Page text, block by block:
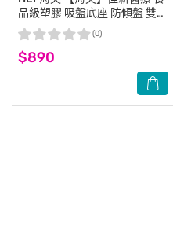
品級塑膠 吸盤底座 防傾盤 雙包
裝(JXAP-005)
$890
(0)